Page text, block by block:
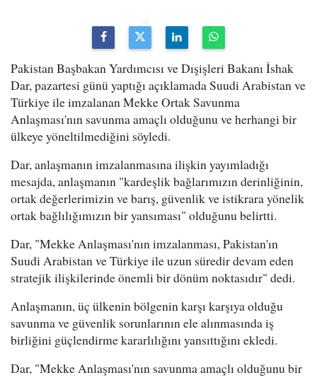
Pakistan Başbakan Yardımcısı ve Dışişleri Bakanı İshak
Dar, pazartesi günü yaptığı açıklamada Suudi Arabistan ve
Türkiye ile imzalanan Mekke Ortak Savunma
Anlaşması'nın savunma amaçlı olduğunu ve herhangi bir
ülkeye yöneltilmediğini söyledi.
Dar, anlaşmanın imzalanmasına ilişkin yayımladığı
mesajda, anlaşmanın "kardeşlik bağlarımızın derinliğinin,
ortak değerlerimizin ve barış, güvenlik ve istikrara yönelik
ortak bağlılığımızın bir yansıması" olduğunu belirtti.
Dar, "Mekke Anlaşması'nın imzalanması, Pakistan'ın
Suudi Arabistan ve Türkiye ile uzun süredir devam eden
stratejik ilişkilerinde önemli bir dönüm noktasıdır" dedi.
Anlaşmanın, üç ülkenin bölgenin karşı karşıya olduğu
savunma ve güvenlik sorunlarının ele alınmasında iş
birliğini güçlendirme kararlılığını yansıttığını ekledi.
Dar, "Mekke Anlaşması'nın savunma amaçlı olduğunu bir